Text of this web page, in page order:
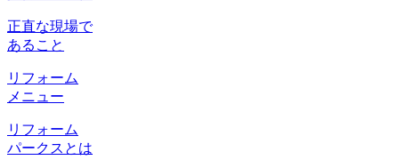
正直な現場で
あること
リフォーム
メニュー
リフォーム
パークスとは